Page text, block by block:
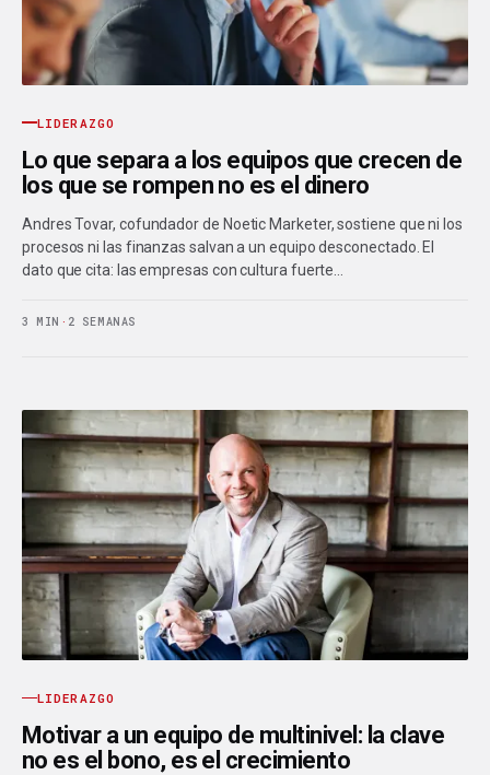
LIDERAZGO
Lo que separa a los equipos que crecen de
los que se rompen no es el dinero
Andres Tovar, cofundador de Noetic Marketer, sostiene que ni los
procesos ni las finanzas salvan a un equipo desconectado. El
dato que cita: las empresas con cultura fuerte…
3 MIN · 2 SEMANAS
LIDERAZGO
Motivar a un equipo de multinivel: la clave
no es el bono, es el crecimiento